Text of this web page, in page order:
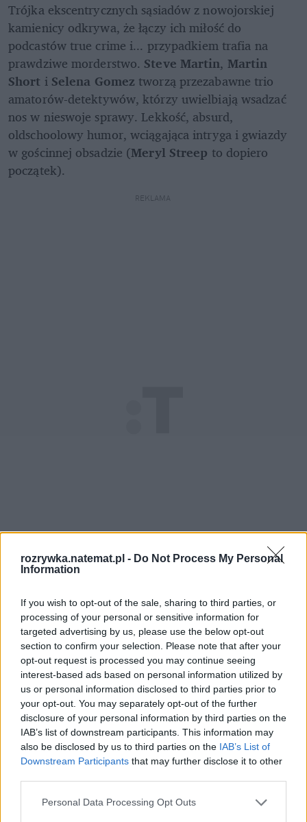
rozrywka.natemat.pl - Do Not Process My Personal
Information
If you wish to opt-out of the sale, sharing to third parties, or
processing of your personal or sensitive information for
targeted advertising by us, please use the below opt-out
section to confirm your selection. Please note that after your
opt-out request is processed you may continue seeing
interest-based ads based on personal information utilized by
us or personal information disclosed to third parties prior to
your opt-out. You may separately opt-out of the further
disclosure of your personal information by third parties on the
IAB’s list of downstream participants. This information may
also be disclosed by us to third parties on the IAB’s List of
Downstream Participants that may further disclose it to other
Personal Data Processing Opt Outs
Trójka ekscentrycznych sąsiadów z nowojorskiej
kamienicy odkrywa, że łączy ich miłość do
podcastów true crime i... przypadkiem trafia na
prawdziwe morderstwo. Steve Martin, Martin
Short i Selena Gomez tworzą przezabawne trio
amatorów-detektywów, którzy uwielbiają wsadzać
nos w nieswoje sprawy. Lekkość, absurd,
oldschoolowy humor, wciągająca intryga i gwiazdy
w gościnnej obsadzie (Meryl Streep to dopiero
początek).
REKLAMA
Obejrzysz na: Disney+
4. Grantchester (2014-)